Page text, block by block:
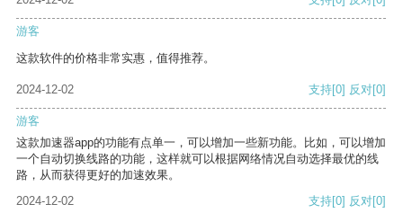
游客
这款软件的价格非常实惠，值得推荐。
2024-12-02 支持[0] 反对[0]
游客
这款加速器app的功能有点单一，可以增加一些新功能。比如，可以增加
一个自动切换线路的功能，这样就可以根据网络情况自动选择最优的线
路，从而获得更好的加速效果。
2024-12-02
支持[0] 反对[0]